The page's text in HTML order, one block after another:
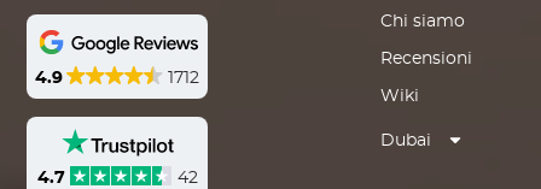
4.9 1712
4.7 42
Chi siamo
Recensioni
Wiki
Dubai